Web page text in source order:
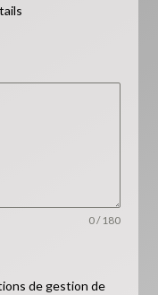
0 / 180
de gestion de